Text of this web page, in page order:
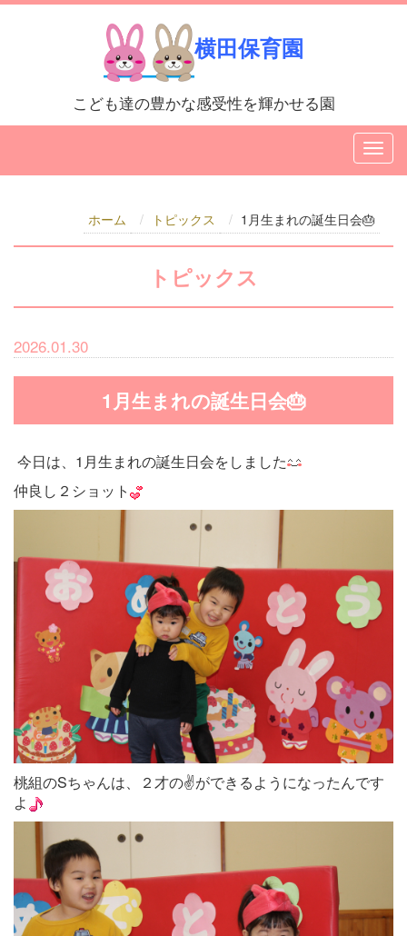
横田保育園
こども達の豊かな感受性を輝かせる園
ホーム トピックス 1月生まれの誕生日会🎂
トピックス
2026.01.30
1月生まれの誕生日会🎂
今日は、1月生まれの誕生日会をしました
仲良し２ショット
桃組のSちゃんは、２才の✌ができるようになったんです
よ